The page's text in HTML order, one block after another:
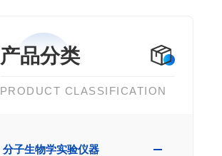
产品分类
PRODUCT CLASSIFICATION
分子生物学实验仪器